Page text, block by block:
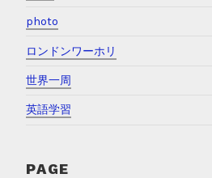
photo
ロンドンワーホリ
世界一周
英語学習
PAGE